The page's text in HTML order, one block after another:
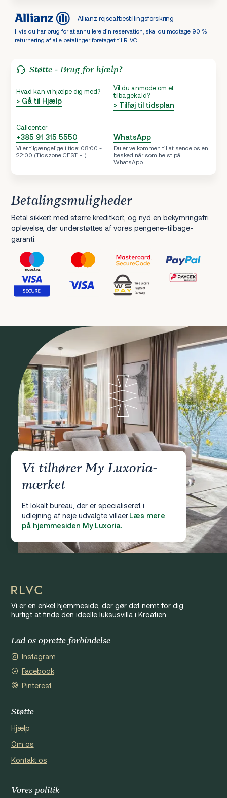
Allianz rejseafbestillingsforsikring
Hvis du har brug for at annullere din reservation, skal du modtage 90 %
returnering af alle betalinger foretaget til RLVC
Støtte - Brug for hjælp?
Hvad kan vi hjælpe dig med?
> Gå til Hjælp
Vil du anmode om et
tilbagekald?
> Tilføj til tidsplan
Callcenter
+385 91 315 5550
Vi er tilgængelige i tide: 08:00 -
22:00 (Tidszone CEST +1)
WhatsApp
Du er velkommen til at sende os en
besked når som helst på
WhatsApp
Betalingsmuligheder
Betal sikkert med større kreditkort, og nyd en bekymringsfri
oplevelse, der understøttes af vores pengene-tilbage-
garanti.
Vi tilhører My Luxoria-
mærket
Et lokalt bureau, der er specialiseret i
udlejning af nøje udvalgte villaer.Læs mere
på hjemmesiden My Luxoria.
Vi er en enkel hjemmeside, der gør det nemt for dig
hurtigt at finde den ideelle luksusvilla i Kroatien.
Lad os oprette forbindelse
Instagram
Facebook
Pinterest
Støtte
Hjælp
Om os
Kontakt os
Vores politik